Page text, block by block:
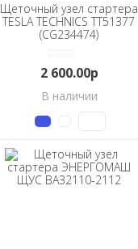
Щеточный узел стартера
TESLA TECHNICS ТТ51377
(CG234474)
2 600.00р
В наличии